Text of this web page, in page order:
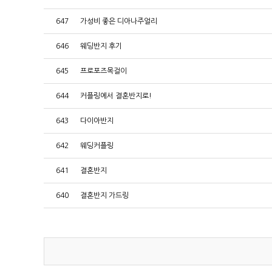
647 가성비 좋은 디아나주얼리
646 웨딩반지 후기
645 프로포즈목걸이
644 커플링에서 결혼반지로!
643 다이아반지
642 웨딩커플링
641 결혼반지
640 결혼반지 가드링